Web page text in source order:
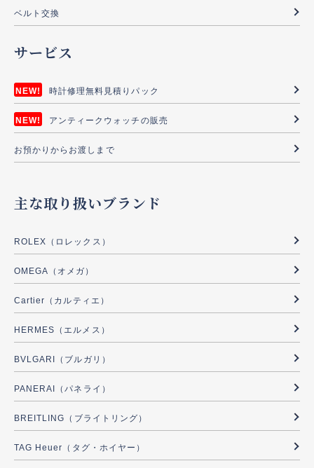
ベルト交換
サービス
時計修理無料見積りパック
アンティークウォッチの販売
お預かりからお渡しまで
主な取り扱いブランド
ROLEX（ロレックス）
OMEGA（オメガ）
Cartier（カルティエ）
HERMES（エルメス）
BVLGARI（ブルガリ）
PANERAI（パネライ）
BREITLING（ブライトリング）
TAG Heuer（タグ・ホイヤー）